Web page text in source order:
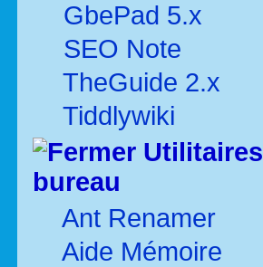
GbePad 5.x
SEO Note
TheGuide 2.x
Tiddlywiki
Utilitaires
bureau
Ant Renamer
Aide Mémoire